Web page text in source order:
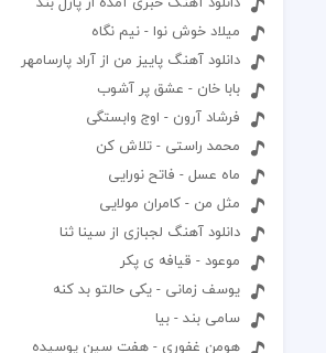
میلاد خوش نوا - نیم نگاه
دانلود آهنگ پاییز من از آراد پارسامهر
بابا خان - عشق پر آشوب
فرشاد آرون - اوج وابستگی
محمد راستی - تلاش کن
ماه عسل - فاتح نورایی
مثل من - کامران مولایی
دانلود آهنگ لجبازی از سینا ثنا
موعود - قیافه ی پکر
یوسف زمانی - یکی حالتو بد کنه
سامی بند - بیا
هومن غفوری - هفت سین پوسیده